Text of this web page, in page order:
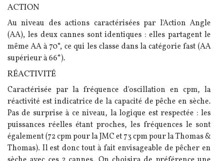
ACTION
Au niveau des actions caractérisées par l'Action Angle
(AA), les deux cannes sont identiques : elles partagent le
même AA à 70°, ce qui les classe dans la catégorie fast (AA
supérieur à 66°).
RÉACTIVITÉ
Caractérisée par la fréquence d'oscillation en cpm, la
réactivité est indicatrice de la capacité de pêche en sèche.
Pas de surprise à ce niveau, la logique est respectée : les
puissances réelles étant proches, les fréquences le sont
également (72 cpm pour la JMC et 73 cpm pour la Thomas &
Thomas). Il est donc tout à fait envisageable de pêcher en